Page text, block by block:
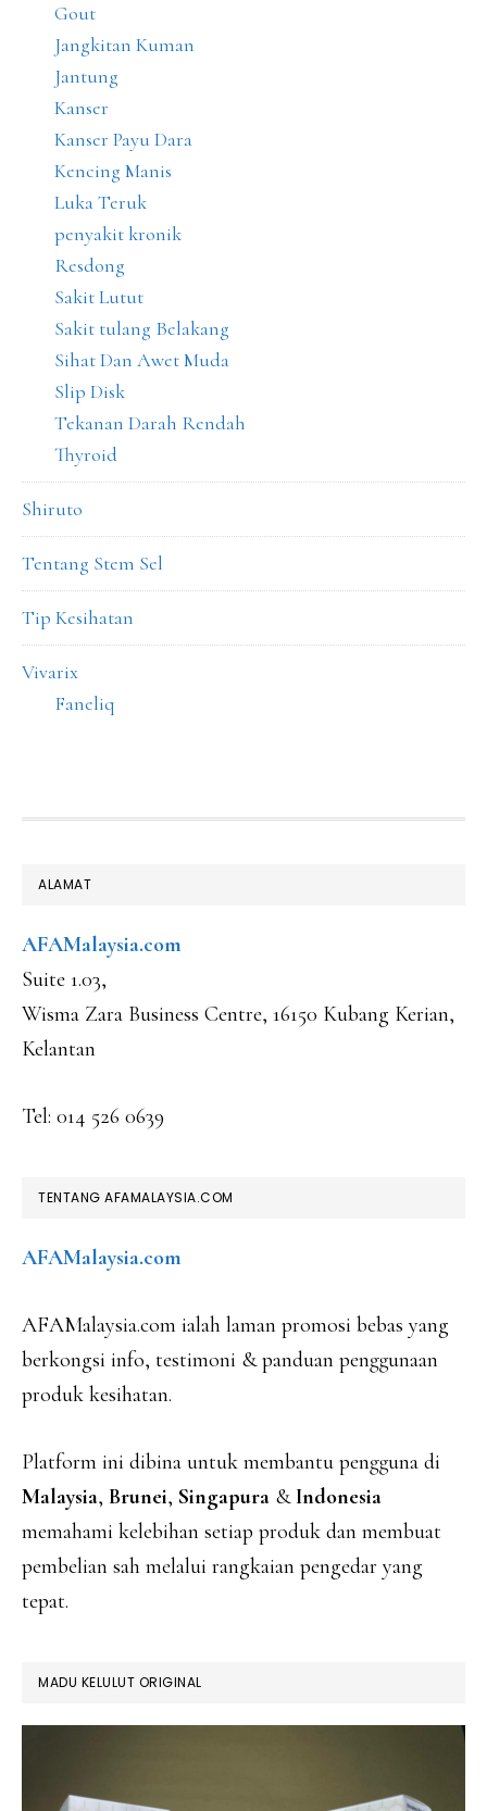
Gout
Jangkitan Kuman
Jantung
Kanser
Kanser Payu Dara
Kencing Manis
Luka Teruk
penyakit kronik
Resdong
Sakit Lutut
Sakit tulang Belakang
Sihat Dan Awet Muda
Slip Disk
Tekanan Darah Rendah
Thyroid
Shiruto
Tentang Stem Sel
Tip Kesihatan
Vivarix
Faneliq
FOOTER
ALAMAT
AFAMalaysia.com
Suite 1.03,
Wisma Zara Business Centre, 16150 Kubang Kerian,
Kelantan
Tel: 014 526 0639
TENTANG AFAMALAYSIA.COM
AFAMalaysia.com
AFAMalaysia.com ialah laman promosi bebas yang
berkongsi info, testimoni & panduan penggunaan
produk kesihatan.
Platform ini dibina untuk membantu pengguna di
Malaysia, Brunei, Singapura &Indonesia
memahami kelebihan setiap produk dan membuat
pembelian sah melalui rangkaian pengedar yang
tepat.
MADU KELULUT ORIGINAL